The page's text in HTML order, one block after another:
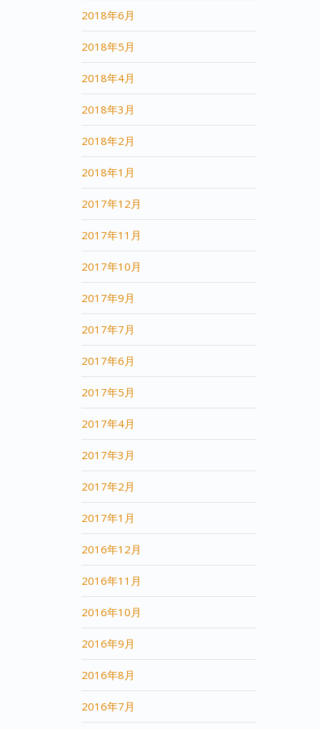
2018年6月
2018年5月
2018年4月
2018年3月
2018年2月
2018年1月
2017年12月
2017年11月
2017年10月
2017年9月
2017年7月
2017年6月
2017年5月
2017年4月
2017年3月
2017年2月
2017年1月
2016年12月
2016年11月
2016年10月
2016年9月
2016年8月
2016年7月